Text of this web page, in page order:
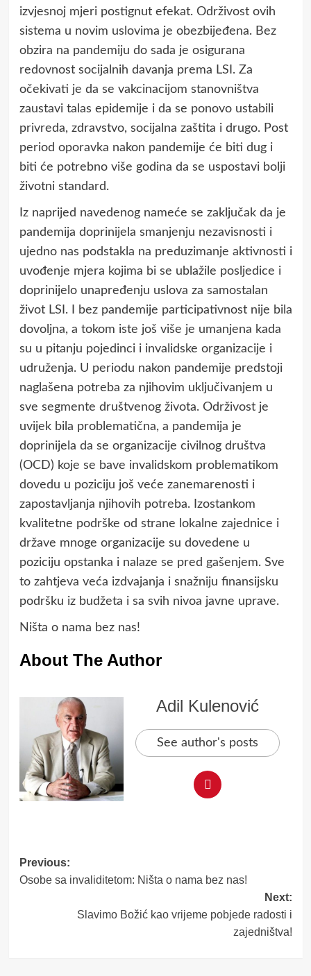
izvjesnoj mjeri postignut efekat. Održivost ovih
sistema u novim uslovima je obezbijeđena. Bez
obzira na pandemiju do sada je osigurana
redovnost socijalnih davanja prema LSI. Za
očekivati je da se vakcinacijom stanovništva
zaustavi talas epidemije i da se ponovo ustabili
privreda, zdravstvo, socijalna zaštita i drugo. Post
period oporavka nakon pandemije će biti dug i
biti će potrebno više godina da se uspostavi bolji
životni standard.
Iz naprijed navedenog nameće se zaključak da je
pandemija doprinijela smanjenju nezavisnosti i
ujedno nas podstakla na preduzimanje aktivnosti i
uvođenje mjera kojima bi se ublažile posljedice i
doprinijelo unapređenju uslova za samostalan
život LSI. I bez pandemije participativnost nije bila
dovoljna, a tokom iste još više je umanjena kada
su u pitanju pojedinci i invalidske organizacije i
udruženja. U periodu nakon pandemije predstoji
naglašena potreba za njihovim uključivanjem u
sve segmente društvenog života. Održivost je
uvijek bila problematična, a pandemija je
doprinijela da se organizacije civilnog društva
(OCD) koje se bave invalidskom problematikom
dovedu u poziciju još veće zanemarenosti i
zapostavljanja njihovih potreba. Izostankom
kvalitetne podrške od strane lokalne zajednice i
države mnoge organizacije su dovedene u
poziciju opstanka i nalaze se pred gašenjem. Sve
to zahtjeva veća izdvajanja i snažniju finansijsku
podršku iz budžeta i sa svih nivoa javne uprave.
Ništa o nama bez nas!
About The Author
Adil Kulenović
See author's posts
Post
navigation
Previous:
Osobe sa invaliditetom: Ništa o nama bez nas!
Next:
Slavimo Božić kao vrijeme pobjede radosti i
zajedništva!